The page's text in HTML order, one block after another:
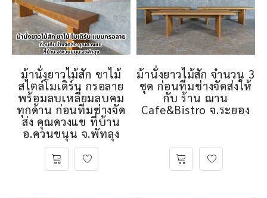
ม้านั่งยาวไม้สัก ขาไม้
สไตล์โมเดิร์น กรอลาย
พร้อมลบเหลี่ยมลบคม
ทุกด้าน ก่อนทีมช่างจัด
ส่ง คุณดวงแข ที่บ้าน
อ.ควนขนุน จ.พัทลุง
ม้านั่งยาวไม้สัก จำนวน 3
ชุด ก่อนทีมช่างจัดส่งให้
กับ ร้าน ฌาน
Cafe&Bistro จ.ระยอง